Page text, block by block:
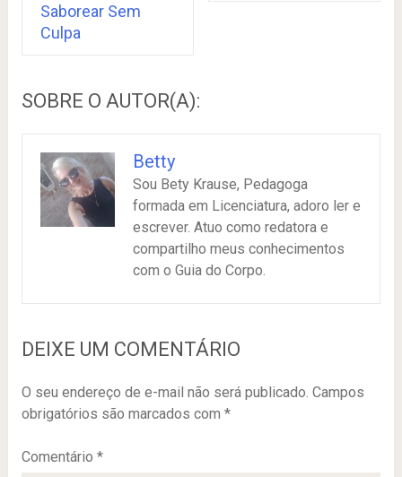
Saborear Sem
Culpa
SOBRE O AUTOR(A):
Betty
Sou Bety Krause, Pedagoga
formada em Licenciatura, adoro ler e
escrever. Atuo como redatora e
compartilho meus conhecimentos
com o Guia do Corpo.
DEIXE UM COMENTÁRIO
O seu endereço de e-mail não será publicado. Campos
obrigatórios são marcados com *
Comentário *